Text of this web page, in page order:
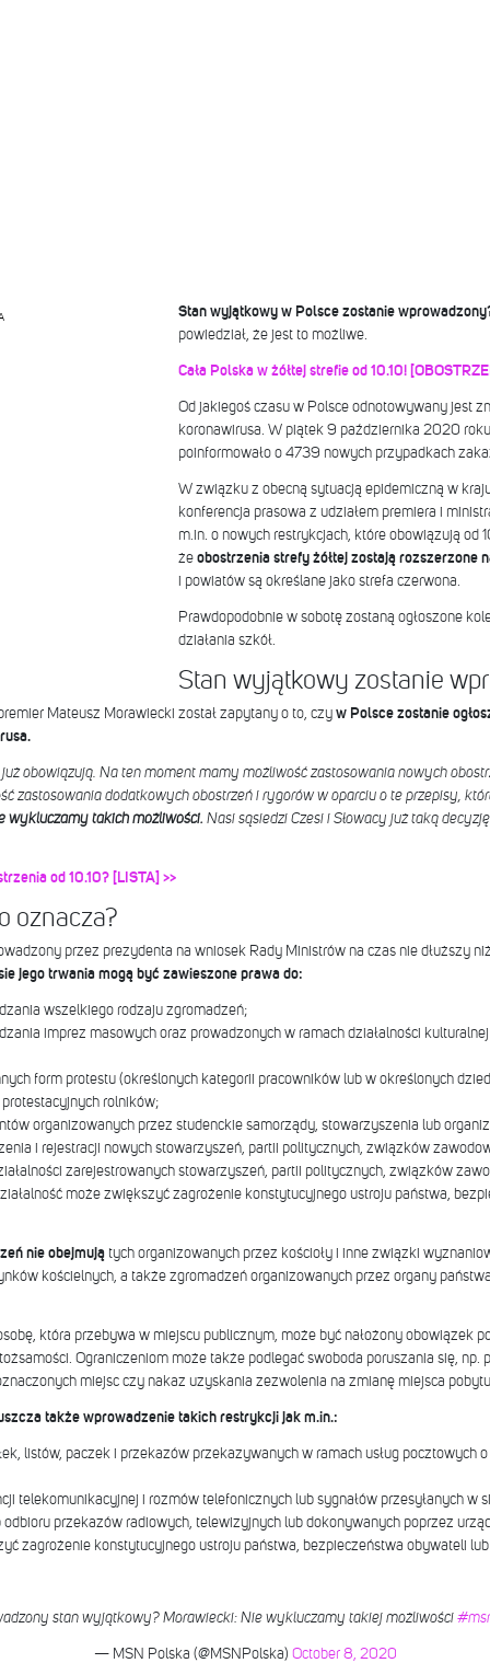
Stan wyjątkowy w Polsce zostanie
powiedział, że jest to możliwe.
Cała Polska w żółtej strefie od 10.10!
Od jakiegoś czasu w Polsce odnotowywany jest
koronawirusa. W piątek 9 października 2020
poinformowało o 4739 nowych przypadkach
W związku z obecną sytuacją epidemiczną w
konferencja prasowa z udziałem premiera i
m.in. o nowych restrykcjach, które obowiązują od
że obostrzenia strefy żółtej zostają rozszerzone
i powiatów są określane jako strefa czerwona.
Prawdopodobnie w sobotę zostaną ogłoszone
działania szkół.
Stan wyjątkowy zostanie
Mateusz Morawiecki został zapytany o to, czy w Polsce zostanie
obowiązują. Na ten moment mamy możliwość zastosowania nowych
zastosowania dodatkowych obostrzeń i rygorów w oparciu o te przepisy,
wykluczamy takich możliwości. Nasi sąsiedzi Czesi i Słowacy już taką
od 10.10? [LISTA] >>
oznacza?
przez prezydenta na wniosek Rady Ministrów na czas nie dłuższy
jego trwania mogą być zawieszone prawa do:
wszelkiego rodzaju zgromadzeń;
imprez masowych oraz prowadzonych w ramach działalności
form protestu (określonych kategorii pracowników lub w określonych
rolników;
organizowanych przez studenckie samorządy, stowarzyszenia lub
i rejestracji nowych stowarzyszeń, partii politycznych, związków
zarejestrowanych stowarzyszeń, partii politycznych, związków
może zwiększyć zagrożenie konstytucyjnego ustroju państwa,
nie obejmujątych organizowanych przez kościoły i inne związki
kościelnych, a także zgromadzeń organizowanych przez organy
która przebywa w miejscu publicznym, może być nałożony obowiązek
Ograniczeniom może także podlegać swoboda poruszania się, np.
miejsc czy nakaz uzyskania zezwolenia na zmianę miejsca
także wprowadzenie takich restrykcji jak m.in.:
listów, paczek i przekazów przekazywanych w ramach usług pocztowych
telekomunikacyjnej i rozmów telefonicznych lub sygnałów przesyłanych w
odbioru przekazów radiowych, telewizyjnych lub dokonywanych poprzez
zagrożenie konstytucyjnego ustroju państwa, bezpieczeństwa obywateli
stan wyjątkowy? Morawiecki: Nie wykluczamy takiej możliwości
— MSN Polska (@MSNPolska) October 8, 2020